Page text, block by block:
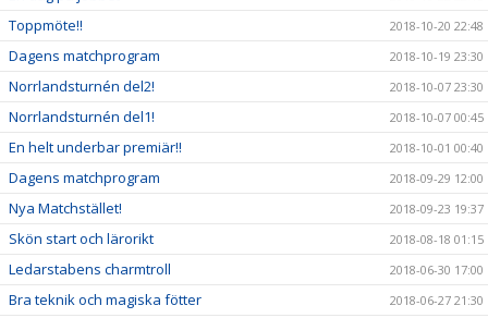
Toppmöte!! 2018-10-20 22:48
Dagens matchprogram 2018-10-19 23:30
Norrlandsturnén del2! 2018-10-07 23:30
Norrlandsturnén del1! 2018-10-07 00:45
En helt underbar premiär!! 2018-10-01 00:40
Dagens matchprogram 2018-09-29 12:00
Nya Matchstället! 2018-09-23 19:37
Skön start och lärorikt 2018-08-18 01:15
Ledarstabens charmtroll 2018-06-30 17:00
Bra teknik och magiska fötter 2018-06-27 21:30